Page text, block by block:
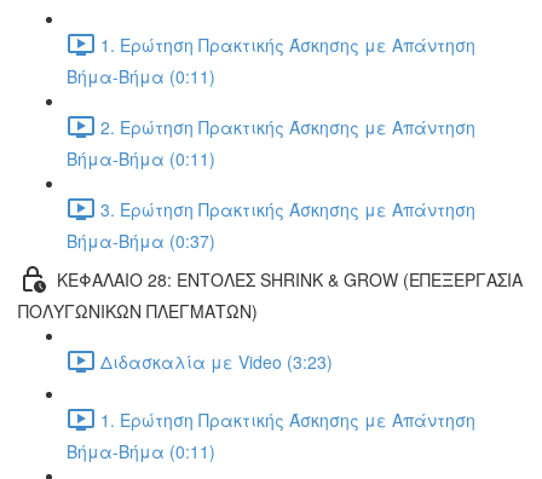
1. Ερώτηση Πρακτικής Άσκησης με Απάντηση
Βήμα-Βήμα (0:11)
2. Ερώτηση Πρακτικής Άσκησης με Απάντηση
Βήμα-Βήμα (0:11)
3. Ερώτηση Πρακτικής Άσκησης με Απάντηση
Βήμα-Βήμα (0:37)
ΚΕΦΑΛΑΙΟ 28: ΕΝΤΟΛΕΣ SHRINK & GROW (ΕΠΕΞΕΡΓΑΣΙΑ
ΠΟΛΥΓΩΝΙΚΩΝ ΠΛΕΓΜΑΤΩΝ)
Διδασκαλία με Video (3:23)
1. Ερώτηση Πρακτικής Άσκησης με Απάντηση
Βήμα-Βήμα (0:11)